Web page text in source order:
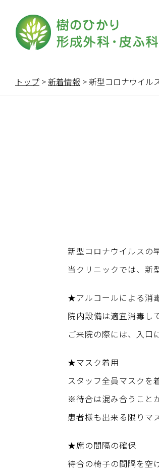
トップ >新着情報 >新型コロナウイル
新型コロナウイルスの
当クリニックでは、新
★アルコールによる消
院内設備は適宜消毒し
ご来院の際には、入口
★マスク着用
スタッフ全員マスクを
※待合は混み合うこと
患者様も出来る限りマ
★席の間隔の確保
待合の椅子の間隔を空